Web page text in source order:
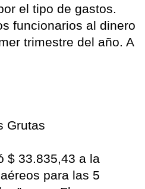
el tipo de gastos.
funcionarios al dinero
trimestre del año. A
Grutas
$ 33.835,43 a la
para las 5